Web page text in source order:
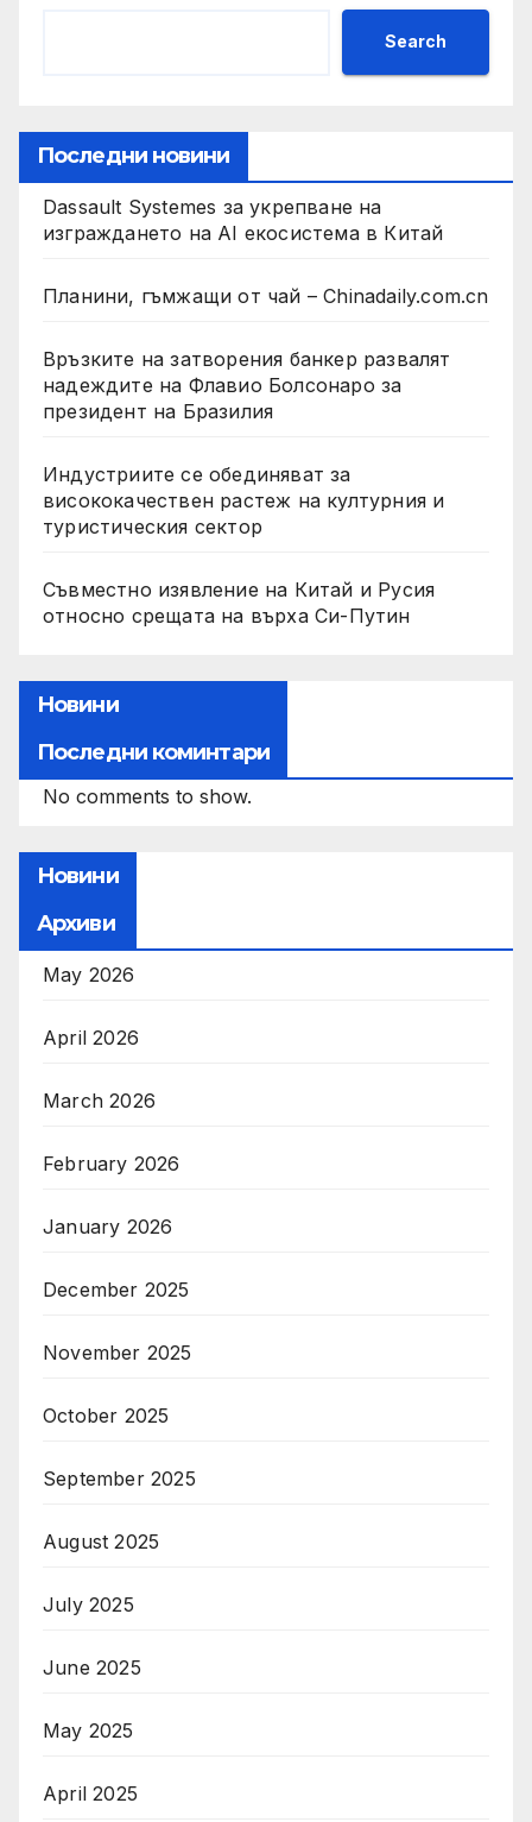
Search
Последни новини
Dassault Systemes за укрепване на
изграждането на AI екосистема в Китай
Планини, гъмжащи от чай – Chinadaily.com.cn
Връзките на затворения банкер развалят
надеждите на Флавио Болсонаро за
президент на Бразилия
Индустриите се обединяват за
висококачествен растеж на културния и
туристическия сектор
Съвместно изявление на Китай и Русия
относно срещата на върха Си-Путин
Новини
Последни коминтари
No comments to show.
Новини
Архиви
May 2026
April 2026
March 2026
February 2026
January 2026
December 2025
November 2025
October 2025
September 2025
August 2025
July 2025
June 2025
May 2025
April 2025